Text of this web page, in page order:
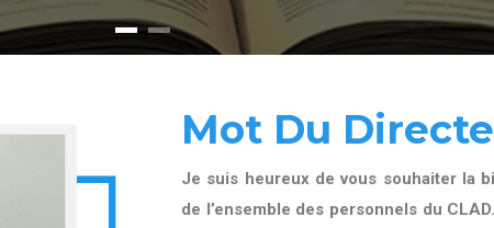
Mot Du
Je suis heureux de vous souhaiter la
de l’ensemble des personnels du